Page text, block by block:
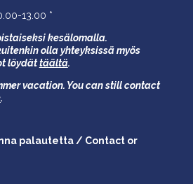
13.00 *
kesälomalla.
olla yhteyksissä myös
löydättäältä.
vacation. You can still contact
.
palautetta / Contact or